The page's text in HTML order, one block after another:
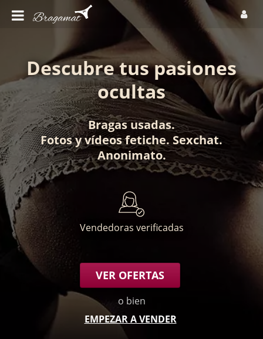
Descubre tus pasiones
ocultas
Bragas usadas.
Fotosyvídeos fetiche. Sexchat.
Anonimato.
Vendedoras verificadas
VER OFERTAS
o bien
EMPEZAR A VENDER